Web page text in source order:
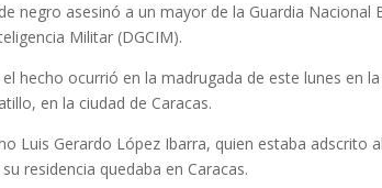
negro asesinó a un mayor de la Guardia Nacional
Militar (DGCIM).
hecho ocurrió en la madrugada de este lunes en
en la ciudad de Caracas.
Luis Gerardo López Ibarra, quien estaba adscrito
residencia quedaba en Caracas.